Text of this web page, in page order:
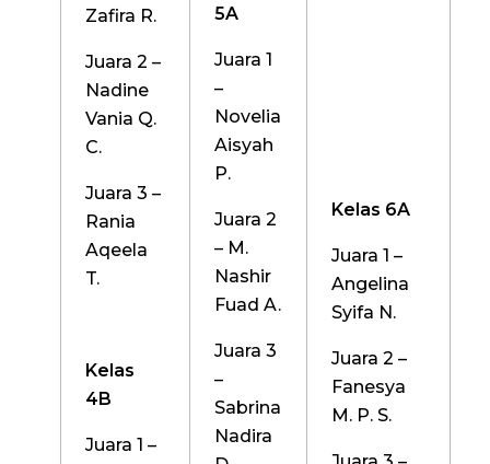
Zafira R.
Juara 2 –
Nadine
Vania Q.
C.
Juara 3 –
Rania
Aqeela
T.
Kelas
4B
Juara 1 –
5A
Juara 1
–
Novelia
Aisyah
P.
Juara 2
– M.
Nashir
Fuad A.
Juara 3
–
Sabrina
Nadira
Kelas 6A
Juara 1 –
Angelina
Syifa N.
Juara 2 –
Fanesya
M. P. S.